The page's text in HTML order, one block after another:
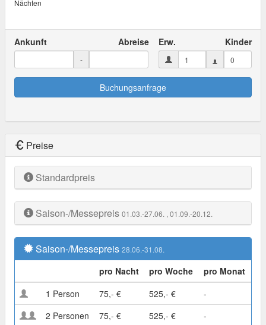
Nächten
Ankunft Abreise
-
Erw. Kinder
Buchungsanfrage
Preise
Standardpreis
Saison-/Messepreis 01.03.-27.06. , 01.09.-20.12.
Saison-/Messepreis 28.06.-31.08.
pro Nacht pro Woche
pro Monat
1 Person
75,- € 525,- €
-
2 Personen
75,- € 525,- € -